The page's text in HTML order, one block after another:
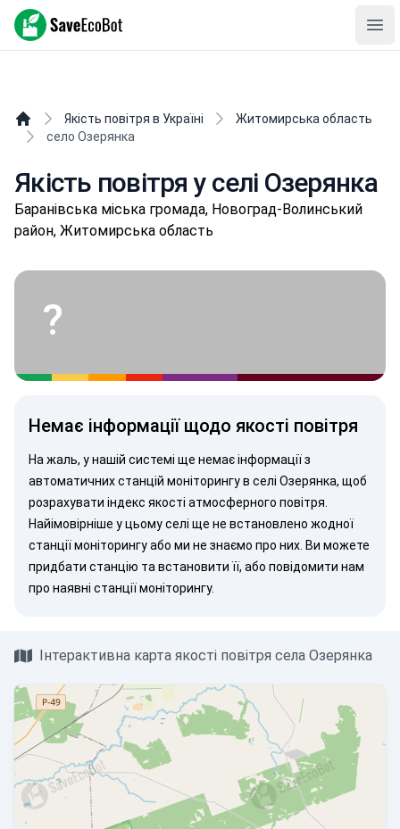
SaveEcoBot
Якість повітря в Україні
Житомирська область
село Озерянка
Якість повітря у селі Озерянка
Бapaнівськa міська громада, Новоград-Волинський
район, Житомирська область
?
Немає інформації щодо якості повітря
На жаль, у нашій системі ще немає інформації з
автоматичних станцій моніторингу в селі Озерянка, щоб
розрахувати індекс якості атмосферного повітря.
Найімовірніше у цьому селі ще не встановлено жодної
станції моніторингу або ми не знаємо про них. Ви можете
придбати станцію та встановити її, або повідомити нам
про наявні станції моніторингу.
Інтерактивна карта якості повітря села Озерянка